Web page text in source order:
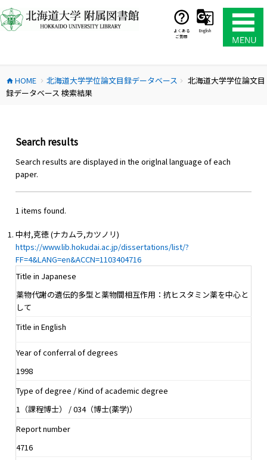
ン
テ
ス
キ
よくある
ご質問
English
home HOME chevron_right 北海道大学学位論文目録データベース chevron_right
北海道大学学位論文目
録データベース 検索結果
Search results
Search results are displayed in the origlnal language of each
paper.
1 items found.
中村,克徳 (ナカムラ,カツノリ)
https://www.lib.hokudai.ac.jp/dissertations/list/?
FF=4&LANG=en&ACCN=1103404716
Title in Japanese
薬物代謝の遺伝的多型と薬物間相互作用：抗ヒスタミン薬を中心と
して
Title in English
Year of conferral of degrees
1998
Type of degree / Kind of academic degree
1（課程博士） / 034（博士(薬学)）
Report number
4716